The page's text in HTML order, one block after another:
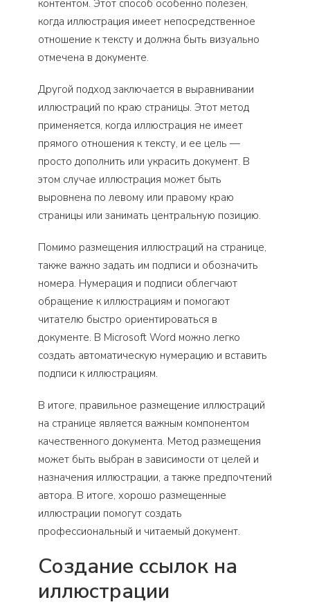
контентом. Этот способ особенно полезен,
когда иллюстрация имеет непосредственное
отношение к тексту и должна быть визуально
отмечена в документе.
Другой подход заключается в выравнивании
иллюстраций по краю страницы. Этот метод
применяется, когда иллюстрация не имеет
прямого отношения к тексту, и ее цель —
просто дополнить или украсить документ. В
этом случае иллюстрация может быть
выровнена по левому или правому краю
страницы или занимать центральную позицию.
Помимо размещения иллюстраций на странице,
также важно задать им подписи и обозначить
номера. Нумерация и подписи облегчают
обращение к иллюстрациям и помогают
читателю быстро ориентироваться в
документе. В Microsoft Word можно легко
создать автоматическую нумерацию и вставить
подписи к иллюстрациям.
В итоге, правильное размещение иллюстраций
на странице является важным компонентом
качественного документа. Метод размещения
может быть выбран в зависимости от целей и
назначения иллюстрации, а также предпочтений
автора. В итоге, хорошо размещенные
иллюстрации помогут создать
профессиональный и читаемый документ.
Создание ссылок на
иллюстрации